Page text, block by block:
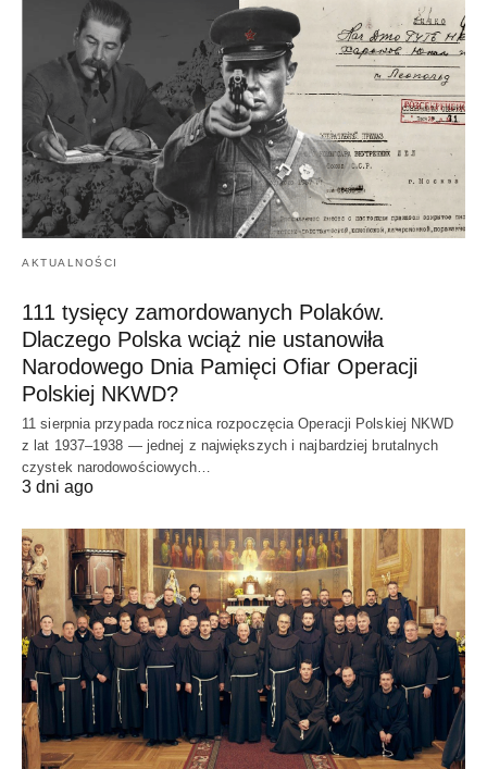
AKTUALNOŚCI
111 tysięcy zamordowanych Polaków.
Dlaczego Polska wciąż nie ustanowiła
Narodowego Dnia Pamięci Ofiar Operacji
Polskiej NKWD?
11 sierpnia przypada rocznica rozpoczęcia Operacji Polskiej NKWD
z lat 1937–1938 — jednej z największych i najbardziej brutalnych
czystek narodowościowych…
3 dni ago